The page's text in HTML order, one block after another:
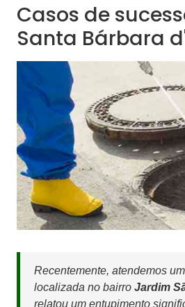
Casos de
Santa Bárbara
Recentemente, atendemos
localizada no bairro Jardim
relatou um entupimento